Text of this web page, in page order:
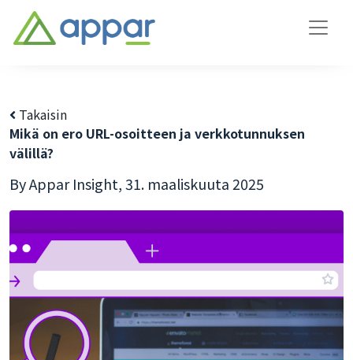
Takaisin
Mikä on ero URL-osoitteen ja verkkotunnuksen
välillä?
By Appar Insight,31. maaliskuuta 2025